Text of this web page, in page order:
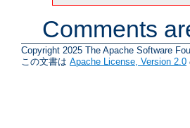
Comments
Copyright 2025 The Apache Software
この文書は Apache License, Version 2.0